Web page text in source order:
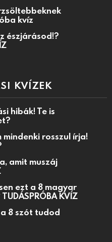
kvíz
észjárásod!?
KVÍZEK
hibák! Te is
mindenki rosszul írja!
amit muszáj
ezt a 8 magyar
KVÍZ
a 8 szót tudod